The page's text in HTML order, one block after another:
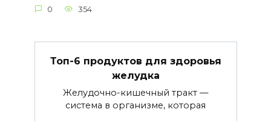
0 354
Топ-6 продуктов для здоровья
желудка
Желудочно-кишечный тракт —
система в организме, которая